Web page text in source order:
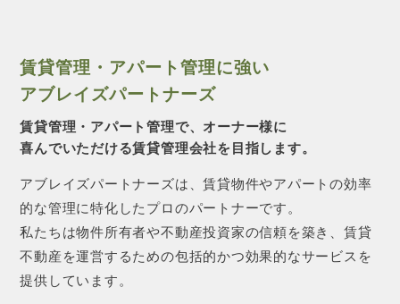
賃貸管理・アパート管理に強い
アブレイズパートナーズ
賃貸管理・アパート管理で、オーナー様に
喜んでいただける賃貸管理会社を目指します。
アブレイズパートナーズは、賃貸物件やアパートの効率
的な管理に特化したプロのパートナーです。
私たちは物件所有者や不動産投資家の信頼を築き、賃貸
不動産を運営するための包括的かつ効果的なサービスを
提供しています。